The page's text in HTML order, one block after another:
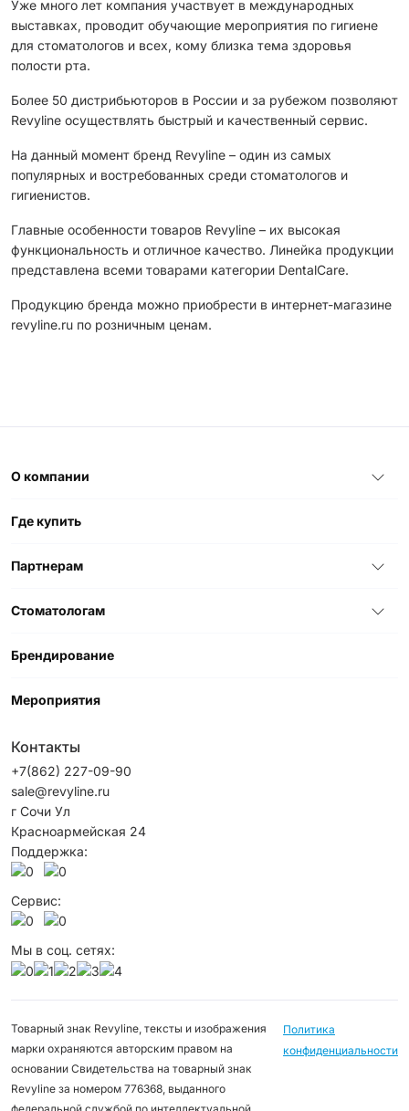
Уже много лет компания участвует в международных
выставках, проводит обучающие мероприятия по гигиене
для стоматологов и всех, кому близка тема здоровья
полости рта.
Более 50 дистрибьюторов в России и за рубежом позволяют
Revyline осуществлять быстрый и качественный сервис.
На данный момент бренд Revyline – один из самых
популярных и востребованных среди стоматологов и
гигиенистов.
Главные особенности товаров Revyline – их высокая
функциональность и отличное качество. Линейка продукции
представлена всеми товарами категории DentalCare.
Продукцию бренда можно приобрести в интернет-магазине
revyline.ru по розничным ценам.
О компании
Где купить
Партнерам
Стоматологам
Брендирование
Мероприятия
Контакты
+7(862) 227-09-90
sale@revyline.ru
г Сочи Ул
Красноармейская 24
Поддержка:
Сервис:
Мы в соц. сетях:
Товарный знак Revyline, тексты и изображения
марки охраняются авторским правом на
основании Свидетельства на товарный знак
Revyline за номером 776368, выданного
Политика
конфиденциальности